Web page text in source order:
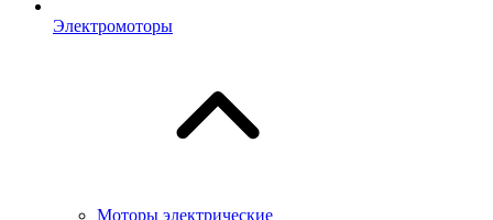
Электромоторы
Моторы электрические